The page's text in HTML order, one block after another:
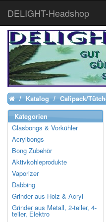
HomeKatalog Calipack/
Kategorien
Glasbongs & Vorkühler
Acrylbongs
Bong Zubehör
Aktivkohleprodukte
Vaporizer
Dabbing
Grinder aus Holz & Acryl
Grinder aus Metall, 2-teiler, 4-
teiler, Elektro
DELIGHT-Headshop